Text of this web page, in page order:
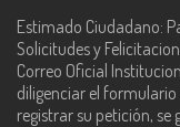
Estimado Ciudadano:
Solicitudes y
Correo Oficial
diligenciar el formulario
registrar su petición,